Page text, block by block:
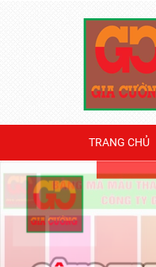
TRANG CHỦ